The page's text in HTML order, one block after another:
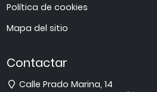
Política de cookies
Mapa del sitio
Contactar
Dirección
Calle Prado Marina, 14